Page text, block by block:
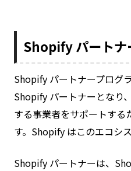
Shopify パートナ
Shopify パートナープログ
Shopify パートナーとなり
する事業者をサポートする
す。Shopify はこのエコシ
Shopify パートナーは、